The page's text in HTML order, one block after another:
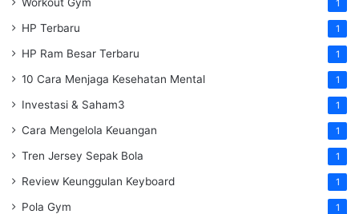
1
HP Terbaru 1
HP Ram Besar Terbaru 1
10 Cara Menjaga Kesehatan Mental 1
Investasi & Saham3 1
Cara Mengelola Keuangan 1
Tren Jersey Sepak Bola 1
Review Keunggulan Keyboard 1
Pola Gym 1